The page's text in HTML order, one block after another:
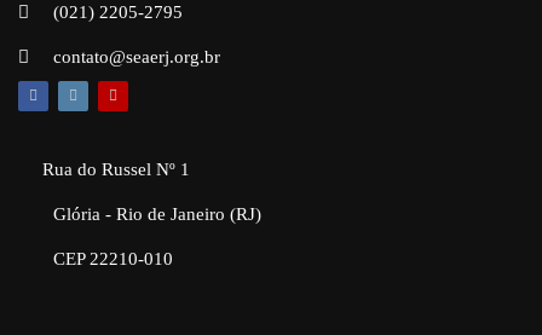
(021) 2205-2795
contato@seaerj.org.br
Rua do Russel Nº 1
Glória - Rio de Janeiro (RJ)
CEP 22210-010